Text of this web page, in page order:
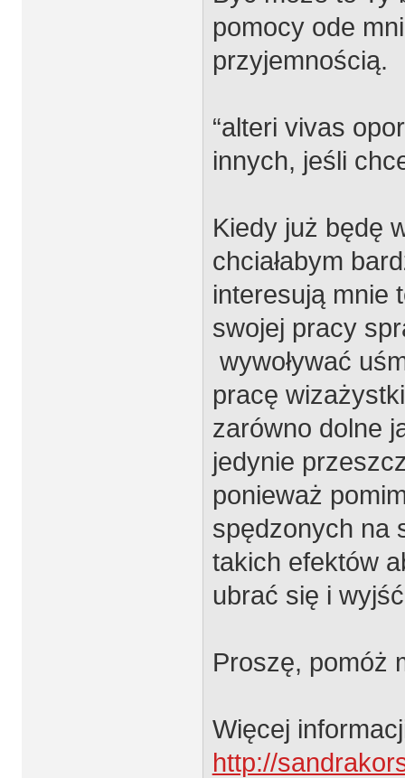
pomocy ode
przyjemnością.
“alteri vivas
innych, jeśli
Kiedy już będę
chciałabym
interesują mnie
swojej pracy
wywoływać
pracę
zarówno dolne
jedynie
ponieważ
spędzonych na
takich efektów
ubrać się i
Proszę, pomóż
Więcej
http://